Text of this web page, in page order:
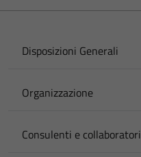
Disposizioni Generali
Organizzazione
Consulenti e collaboratori